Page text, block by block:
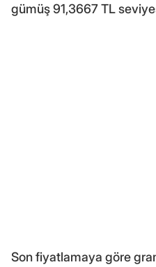
gümüş 91,3667 TL
Son fiyatlamaya göre